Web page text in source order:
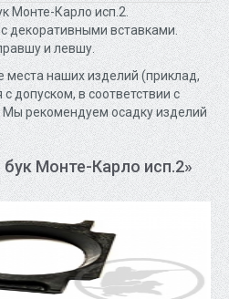
Монте-Карло исп.2.
с декоративными вставками.
и левшу.
наших изделий (приклад,
допуском, в соответствии с
рекомендуем осадку изделий
Монте-Карло исп.2»